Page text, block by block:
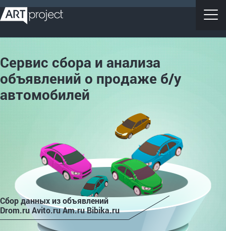
Сбор данных из объявлений
Drom.ru Avito.ru Am.ru Bibika.ru
Сервис сбора и анализа
объявлений о продаже б/у
автомобилей